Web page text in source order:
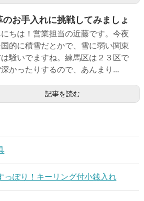
のお手入れに挑戦してみましょ
にちは！営業担当の近藤です。今夜
的に積雪だとかで、雪に弱い関東
騒いでますね。練馬区は２３区で
深かったりするので、あんまり...
記事を読む
っぽり！キーリング付小銭入れ